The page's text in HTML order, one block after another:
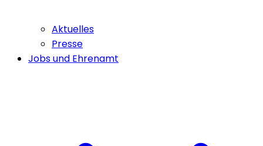
Aktuelles
Presse
Jobs und Ehrenamt